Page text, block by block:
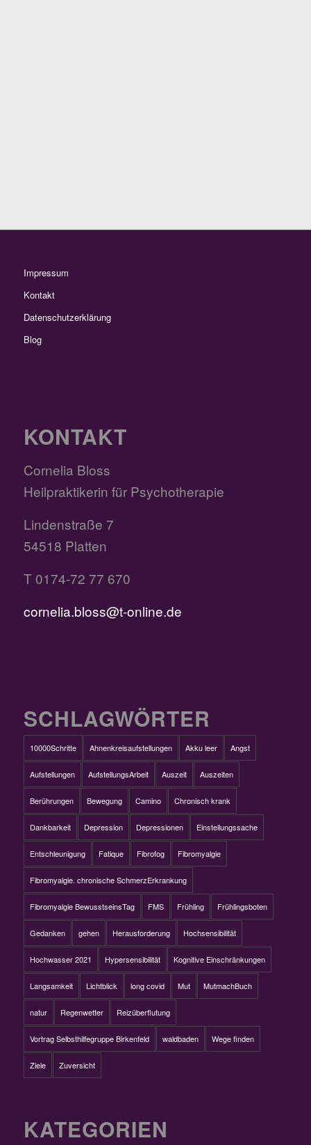
Impressum
Kontakt
Datenschutzerklärung
Blog
KONTAKT
Cornelia Bloss
Heilpraktikerin für Psychotherapie
Lindenstraße 7
54518 Platten
T 0174-72 77 670
cornelia.bloss@t-online.de
SCHLAGWÖRTER
10000Schritte Ahnenkreisaufstellungen Akku leer Angst
Aufstellungen AufstellungsArbeit Auszeit Auszeiten
Berührungen Bewegung Camino Chronisch krank
Dankbarkeit Depression Depressionen Einstellungssache
Entschleunigung Fatique Fibrofog Fibromyalgie
Fibromyalgie. chronische SchmerzErkrankung
Fibromyalgie BewusstseinsTag FMS Frühling Frühlingsboten
Gedanken gehen Herausforderung Hochsensibilität
Hochwasser 2021 Hypersensibilität Kognitive Einschränkungen
Langsamkeit Lichtblick long covid Mut MutmachBuch
natur Regenwetter Reizüberflutung
Vortrag Selbsthilfegruppe Birkenfeld waldbaden Wege finden
Ziele Zuversicht
KATEGORIEN